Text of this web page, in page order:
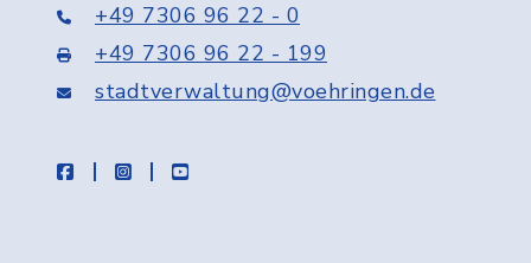
+49 7306 96 22 - 0
+49 7306 96 22 - 199
stadtverwaltung@voehringen.de
facebookinstagramyoutube